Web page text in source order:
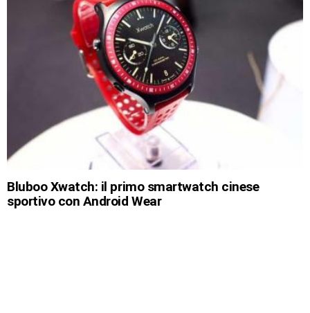
Bluboo Xwatch: il primo smartwatch cinese
sportivo con Android Wear